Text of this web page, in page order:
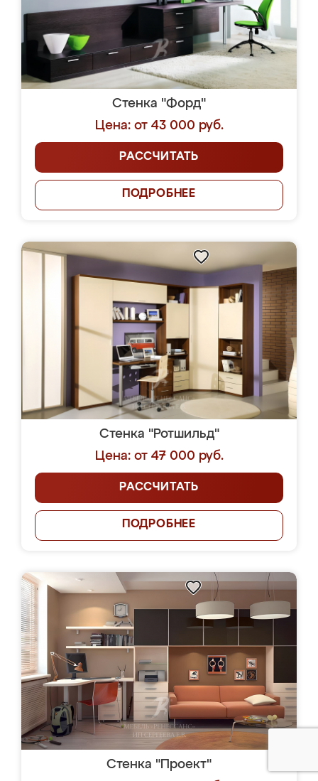
Стенка "Форд"
Цена: от 43 000 руб.
РАССЧИТАТЬ
ПОДРОБНЕЕ
Стенка "Ротшильд"
Цена: от 47 000 руб.
РАССЧИТАТЬ
ПОДРОБНЕЕ
Стенка "Проект"